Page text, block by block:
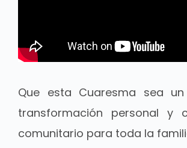
Que esta Cuaresma sea
transformación personal y
comunitario para toda la